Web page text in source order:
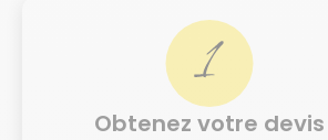
Obtenez votre devis